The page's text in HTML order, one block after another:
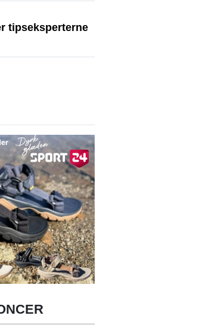
tipseksperterne